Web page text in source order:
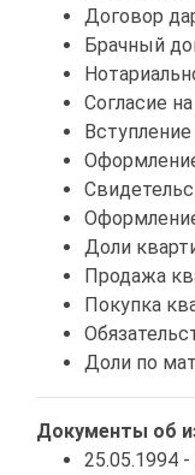
Договор
Брачный
Согласие
Доли
Продажа
Покупка
Доли по
Документы об
25.05.1994